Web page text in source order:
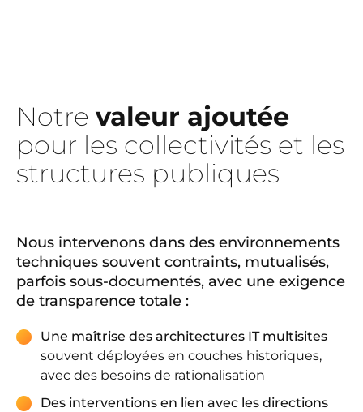
Notre valeur ajoutée
pour les collectivités et les
structures publiques
Nous intervenons dans des environnements
techniques souvent contraints, mutualisés,
parfois sous-documentés, avec une exigence
de transparence totale :
Une maîtrise des architectures IT multisites
souvent déployées en couches historiques,
avec des besoins de rationalisation
Des interventions en lien avec les directions